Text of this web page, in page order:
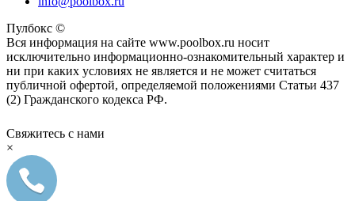
Пулбокс ©
Вся информация на сайте www.poolbox.ru носит
исключительно информационно-ознакомительный характер и
ни при каких условиях не является и не может считаться
публичной офертой, определяемой положениями Статьи 437
(2) Гражданского кодекса РФ.
Свяжитесь с нами
×